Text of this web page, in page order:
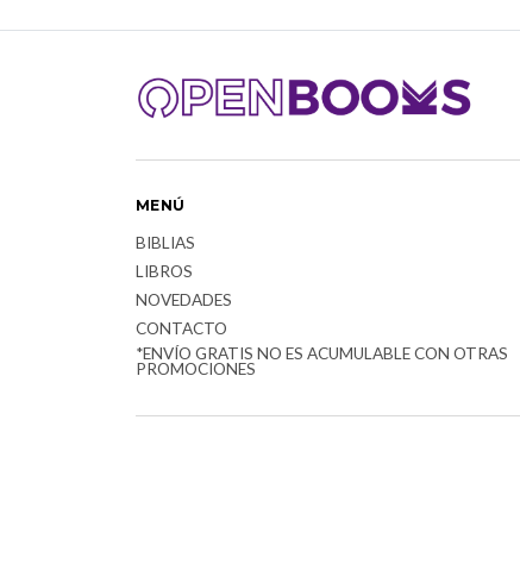
MENÚ
BIBLIAS
LIBROS
NOVEDADES
CONTACTO
*ENVÍO GRATIS NO ES ACUMULABLE CON OTRAS
PROMOCIONES